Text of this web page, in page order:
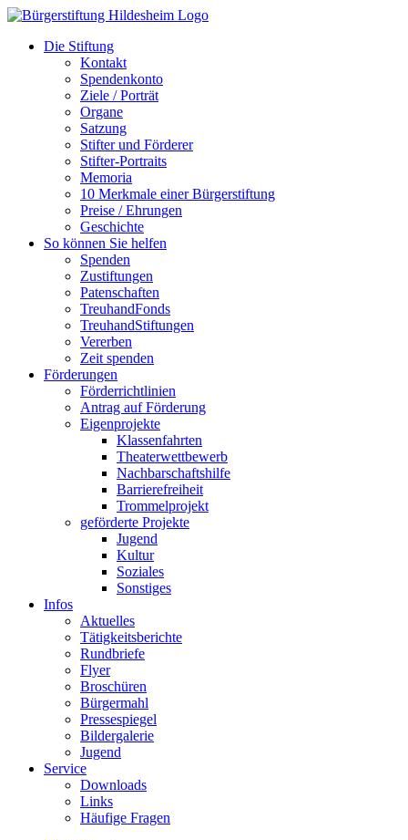
Zum
springenDie Stiftung
Kontakt
Spendenkonto
Ziele / Porträt
Organe
Satzung
Stifter und Förderer
Stifter-Portraits
Memoria
10 Merkmale einer Bürgerstiftung
Preise / Ehrungen
Geschichte
So können Sie helfen
Spenden
Zustiftungen
Patenschaften
TreuhandFonds
TreuhandStiftungen
Vererben
Zeit spenden
Förderungen
Förderrichtlinien
Antrag auf Förderung
Eigenprojekte
Klassenfahrten
Theaterwettbewerb
Nachbarschaftshilfe
Barrierefreiheit
Trommelprojekt
geförderte Projekte
Jugend
Kultur
Soziales
Sonstiges
Infos
Aktuelles
Tätigkeitsberichte
Rundbriefe
Flyer
Broschüren
Bürgermahl
Pressespiegel
Bildergalerie
Jugend
Service
Downloads
Links
Häufige Fragen